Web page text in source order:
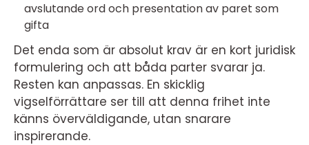
avslutande ord och presentation av paret som
gifta
Det enda som är absolut krav är en kort juridisk
formulering och att båda parter svarar ja.
Resten kan anpassas. En skicklig
vigselförrättare ser till att denna frihet inte
känns överväldigande, utan snarare
inspirerande.